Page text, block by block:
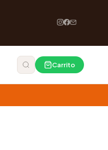
Carrito